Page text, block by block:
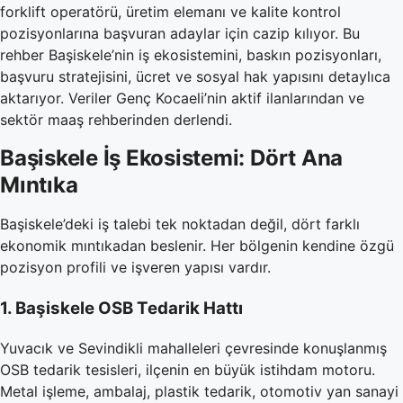
forklift operatörü, üretim elemanı ve kalite kontrol
pozisyonlarına başvuran adaylar için cazip kılıyor. Bu
rehber Başiskele’nin iş ekosistemini, baskın pozisyonları,
başvuru stratejisini, ücret ve sosyal hak yapısını detaylıca
aktarıyor. Veriler Genç Kocaeli’nin aktif ilanlarından ve
sektör maaş rehberinden derlendi.
Başiskele İş Ekosistemi: Dört Ana
Mıntıka
Başiskele’deki iş talebi tek noktadan değil, dört farklı
ekonomik mıntıkadan beslenir. Her bölgenin kendine özgü
pozisyon profili ve işveren yapısı vardır.
1. Başiskele OSB Tedarik Hattı
Yuvacık ve Sevindikli mahalleleri çevresinde konuşlanmış
OSB tedarik tesisleri, ilçenin en büyük istihdam motoru.
Metal işleme, ambalaj, plastik tedarik, otomotiv yan sanayi